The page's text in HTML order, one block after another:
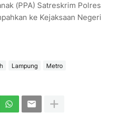
(PPA) Satreskrim Polres
ke Kejaksaan Negeri
Lampung
Metro